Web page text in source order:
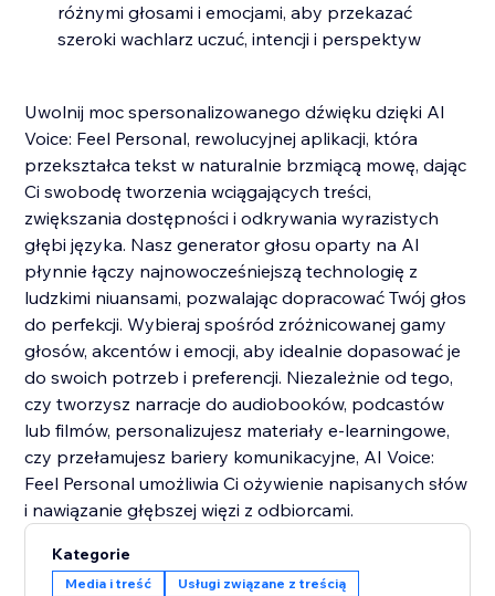
różnymi głosami i emocjami, aby przekazać
szeroki wachlarz uczuć, intencji i perspektyw
Uwolnij moc spersonalizowanego dźwięku dzięki AI
Voice: Feel Personal, rewolucyjnej aplikacji, która
przekształca tekst w naturalnie brzmiącą mowę, dając
Ci swobodę tworzenia wciągających treści,
zwiększania dostępności i odkrywania wyrazistych
głębi języka. Nasz generator głosu oparty na AI
płynnie łączy najnowocześniejszą technologię z
ludzkimi niuansami, pozwalając dopracować Twój głos
do perfekcji. Wybieraj spośród zróżnicowanej gamy
głosów, akcentów i emocji, aby idealnie dopasować je
do swoich potrzeb i preferencji. Niezależnie od tego,
czy tworzysz narracje do audiobooków, podcastów
lub filmów, personalizujesz materiały e-learningowe,
czy przełamujesz bariery komunikacyjne, AI Voice:
Feel Personal umożliwia Ci ożywienie napisanych słów
i nawiązanie głębszej więzi z odbiorcami.
Kategorie
Media i treść Usługi związane z treścią